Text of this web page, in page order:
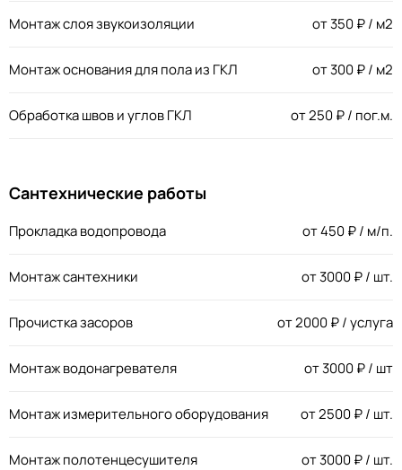
Монтаж слоя звукоизоляции от350₽ / м2
Монтаж основания для пола из ГКЛ от300₽ / м2
Обработка швов и углов ГКЛ от250₽ / пог.м.
Сантехнические работы
Прокладка водопровода от450₽ / м/п.
Монтаж сантехники от3000₽ / шт.
Прочистка засоров от2000₽ / услуга
Монтаж водонагревателя от3000₽ / шт
Монтаж измерительного оборудования от2500₽ / шт.
Монтаж полотенцесушителя от3000₽ / шт.